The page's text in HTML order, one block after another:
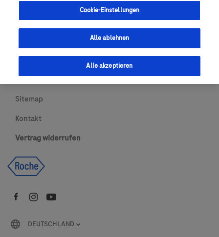
Cookie-Einstellungen
Urheberrecht
Newsletter abonnieren
Sitemap
Kontakt
Vertrag widerrufen
DEUTSCHLAND
Cookie-Einstellungen
Alle ablehnen
Alle akzeptieren